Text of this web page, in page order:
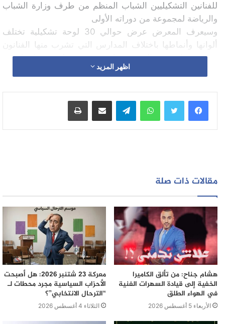
للفنانين التشكيليين الشباب المنظم من طرف وزارة الشباب
والرياضة لمجموعة من دوراته الأولى
وسيعرف المعرض عرض حوالي 30 لوحة تشكيلية تختلف
ألوانها وأنماطها باختلاف المدارس التي تشرب منها الفنانون
حيت تحمل تيمة المعرض ثلاث رؤى مختلفة وهذا ما يبرز
اختيار ( رؤى ) عنوانا لهذا المعرض
المعرض
وتشجيعا لهذه المواهب الشابة الثلاث التي تشق طريقها بكل
اظهر المزيد
واتساب تيلقرام مشاركة عبر البريد طباعة
مقالات ذات صلة
هشام جناح: من تألق الكاميرا
الخفية إلى قيادة السهرات الفنية
في الهواء الطلق
الأربعاء 5 أغسطس 2026
معركة 23 شتنبر 2026: هل أصبحت
الأحزاب السياسية مجرد محطات لـ
“الترحال الانتخابي”؟
الثلاثاء 4 أغسطس 2026